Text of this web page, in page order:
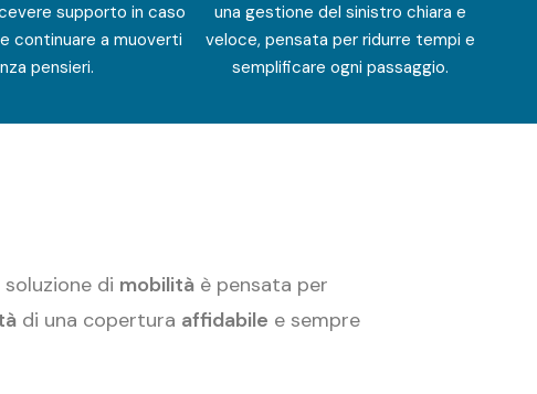
supporto in caso
continuare a muoverti
pensieri.
una gestione del sinistro chiara e
veloce, pensata per ridurre tempi e
semplificare ogni passaggio.
di mobilitàè pensata per
di una copertura affidabile e sempre